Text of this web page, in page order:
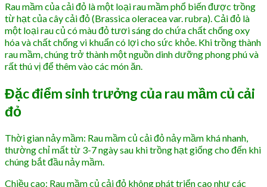
Rau mầm của cải đỏ là một loại rau mầm phổ biến được trồng
từ hạt của cây cải đỏ (Brassica oleracea var. rubra). Cải đỏ là
một loại rau củ có màu đỏ tươi sáng do chứa chất chống oxy
hóa và chất chống vi khuẩn có lợi cho sức khỏe. Khi trồng thành
rau mầm, chúng trở thành một nguồn dinh dưỡng phong phú và
rất thú vị để thêm vào các món ăn.
Đặc điểm sinh trưởng của rau mầm củ cải
đỏ
Thời gian nảy mầm: Rau mầm củ cải đỏ nảy mầm khá nhanh,
thường chỉ mất từ 3-7 ngày sau khi trồng hạt giống cho đến khi
chúng bắt đầu nảy mầm.
Chiều cao: Rau mầm củ cải đỏ không phát triển cao như các